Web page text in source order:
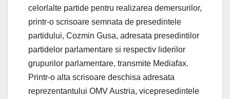
celorlalte partide pentru realizarea demersurilor,
printr-o scrisoare semnata de presedintele
partidului, Cozmin Gusa, adresata presedintilor
partidelor parlamentare si respectiv liderilor
grupurilor parlamentare, transmite Mediafax.
Printr-o alta scrisoare deschisa adresata
reprezentantului OMV Austria, vicepresedintele